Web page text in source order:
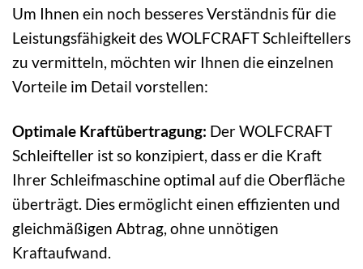
Um Ihnen ein noch besseres Verständnis für die
Leistungsfähigkeit des WOLFCRAFT Schleiftellers
zu vermitteln, möchten wir Ihnen die einzelnen
Vorteile im Detail vorstellen:
Optimale Kraftübertragung: Der WOLFCRAFT
Schleifteller ist so konzipiert, dass er die Kraft
Ihrer Schleifmaschine optimal auf die Oberfläche
überträgt. Dies ermöglicht einen effizienten und
gleichmäßigen Abtrag, ohne unnötigen
Kraftaufwand.